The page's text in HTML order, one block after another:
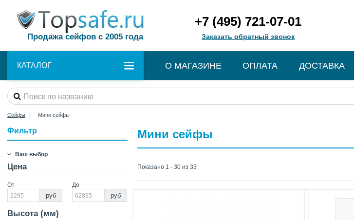
Продажа сейфов с 2005 года
+7 (495) 721-07-01
Заказать обратный звонок
КАТАЛОГ О МАГАЗИНЕ ОПЛАТА ДОСТАВКА
Сейфы Мини сейфы
Мини сейфы
Показано 1 - 30 из 33
Фильтр
Ваш выбор
Цена
От
руб
До
руб
Высота (мм)